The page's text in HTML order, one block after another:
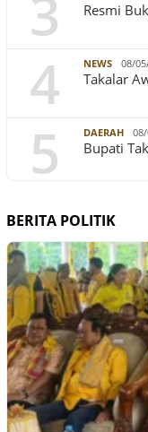
Resmi
4 NEWS 08/
Takalar
5 DAERAH
Bupati
BERITA POLITIK